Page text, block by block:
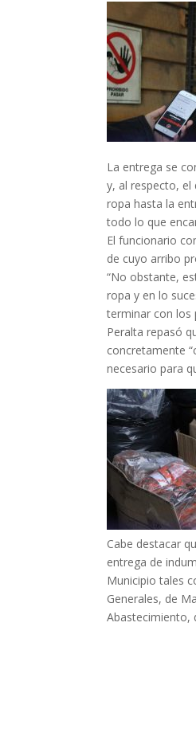
La entrega se
y, al respecto, el
ropa hasta la
todo lo que
El funcionario
de cuyo arribo
“No obstante,
ropa y en lo
terminar con los
Peralta repasó
concretamente
necesario para
Cabe destacar
entrega de
Municipio tales
Generales, de
Abastecimiento,